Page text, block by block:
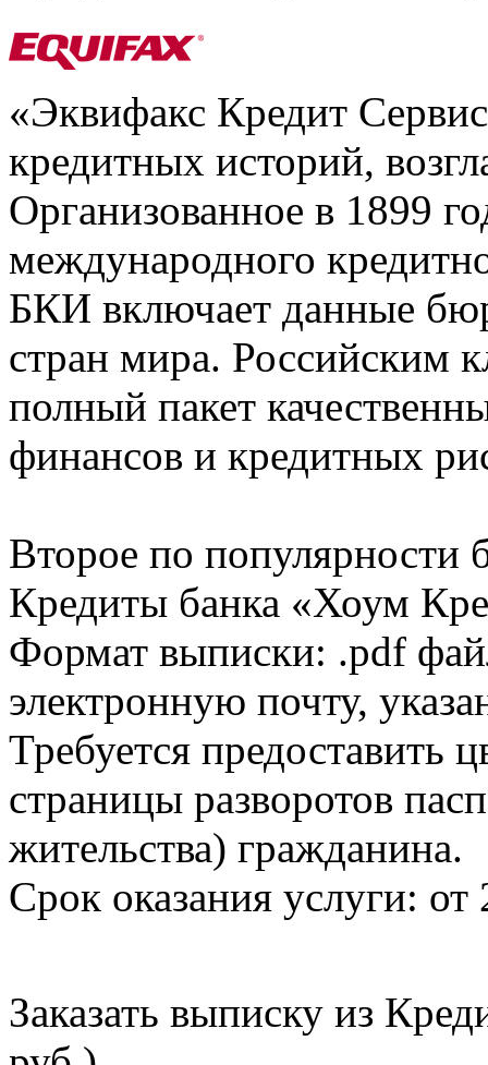
«Эквифакс Кредит
кредитных историй,
Организованное в 1899
международного
БКИ включает данные
стран мира. Российским
полный пакет
финансов и кредитных
Второе по популярности
Кредиты банка «Хоум
Формат выписки: .pdf
электронную почту,
Требуется предоставить
страницы разворотов
жительства) гражданина.
Срок оказания услуги: от
Заказать выписку из